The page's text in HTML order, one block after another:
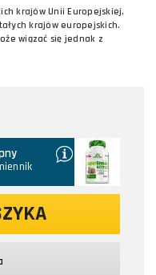
krajów Unii Europejskiej,
krajów europejskich.
wiązać się jednak z